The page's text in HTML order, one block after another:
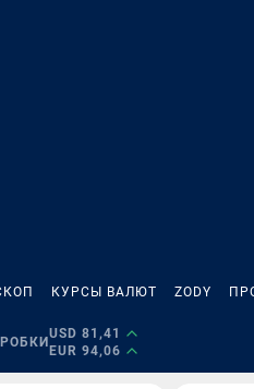
КУРСЫ ВАЛЮТ ZODY
USD 81,41
EUR 94,06